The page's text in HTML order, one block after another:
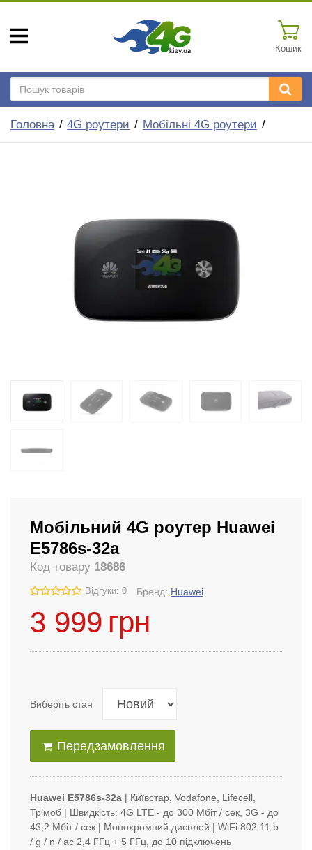
Кошик
Головна 4G роутери Мобільні 4G роутери
Мобільний 4G роутер Huawei
E5786s-32a
Код товару 18686
Відгуки: 0 Бренд: Huawei
3 999 грн
Виберіть стан
Передзамовлення
Huawei E5786s-32a | Київстар, Vodafone, Lifecell,
Трімоб | Швидкість: 4G LTE - до 300 Мбіт / сек, 3G - до
43,2 Мбіт / сек | Монохромний дисплей | WiFi 802.11 b
/ g / n / ac 2,4 ГГц + 5 ГГц, до 10 підключень